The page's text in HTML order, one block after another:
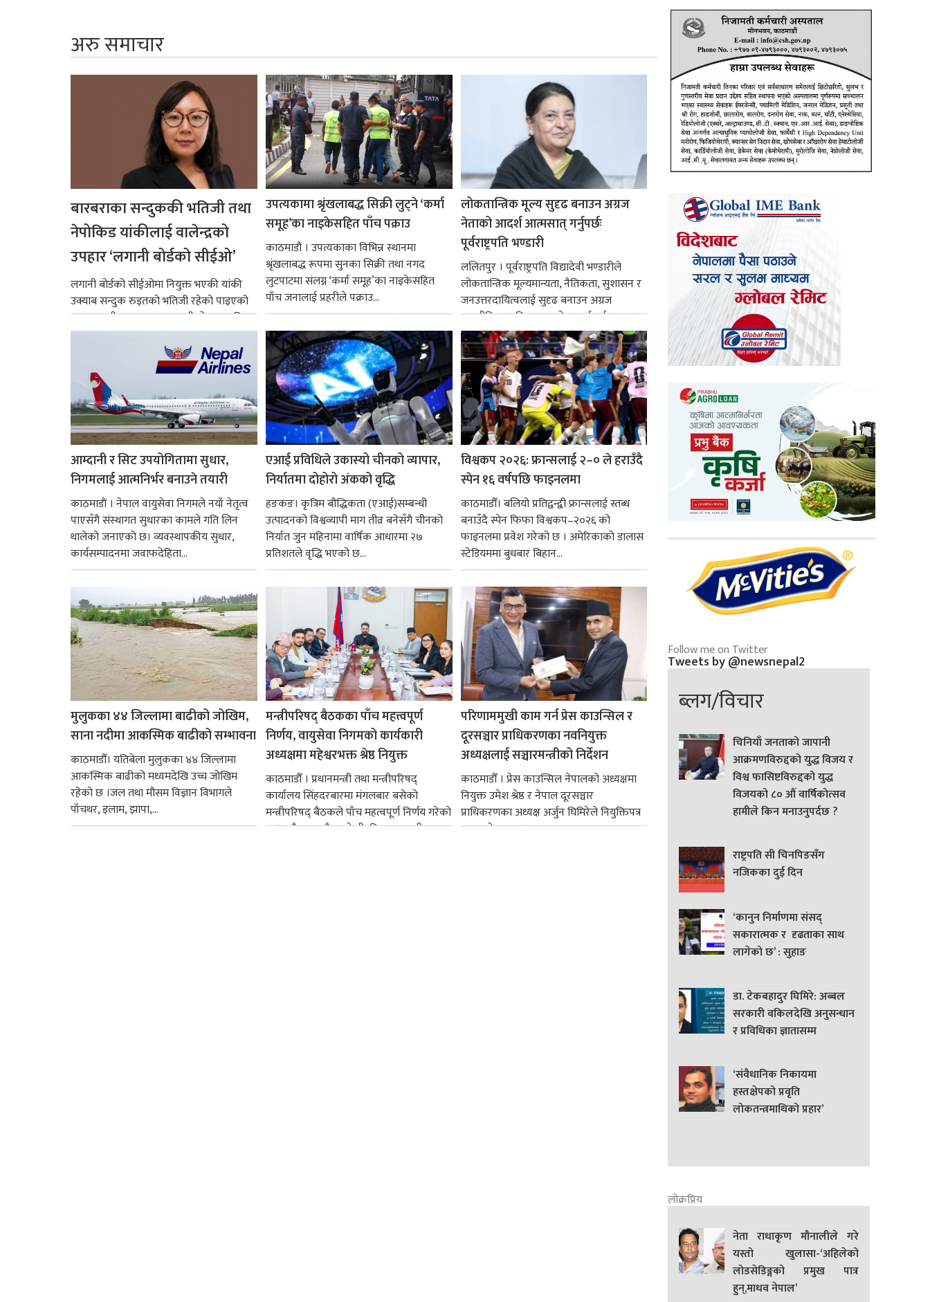
अरु समाचार
बारबराका सन्दुककी भतिजी तथा
नेपोकिड यांकीलाई वालेन्द्रको
उपहार ‘लगानी बोर्डको सीईओ’
लगानी बोर्डको सीईओमा नियुक्त भएकी यांकी
उक्याब सन्दुक रुइतको भतिजी रहेको पाइएको
छ। तत्कालीन समयमा महाकालीको अञ्चलाधिश
नै बनेका जोन...
उपत्यकामा श्रृंखलाबद्ध सिक्री लुट्ने ‘कर्मा
समूह’का नाइकेसहित पाँच पक्राउ
काठमाडौं । उपत्यकाका विभिन्न स्थानमा
श्रृंखलाबद्ध रूपमा सुनका सिक्री तथा नगद
लुटपाटमा संलग्न ‘कर्मा समूह’का नाइकेसहित
पाँच जनालाई प्रहरीले पक्राउ...
लोकतान्त्रिक मूल्य सुदृढ बनाउन अग्रज
नेताको आदर्श आत्मसात् गर्नुपर्छः
पूर्वराष्ट्रपति भण्डारी
ललितपुर । पूर्वराष्ट्रपति विद्यादेवी भण्डारीले
लोकतान्त्रिक मूल्यमान्यता, नैतिकता, सुशासन र
जनउत्तरदायित्वलाई सुदृढ बनाउन अग्रज
राजनीतिक व्यक्तित्वहरूको आदर्शलाई आत्मसात्
गर्न आवश्यक...
आम्दानी र सिट उपयोगितामा सुधार,
निगमलाई आत्मनिर्भर बनाउने तयारी
काठमाडाैं । नेपाल वायुसेवा निगमले नयाँ नेतृत्व
पाएसँगै संस्थागत सुधारका कामले गति लिन
थालेको जनाएको छ। व्यवस्थापकीय सुधार,
कार्यसम्पादनमा जवाफदेहिता...
एआई प्रविधिले उकास्यो चीनको व्यापार,
निर्यातमा दोहोरो अंकको वृद्धि
हङकङ। कृत्रिम बौद्धिकता (एआई)सम्बन्धी
उत्पादनको विश्वव्यापी माग तीव्र बनेसँगै चीनको
निर्यात जुन महिनामा वार्षिक आधारमा २७
प्रतिशतले वृद्धि भएको छ...
विश्वकप २०२६: फ्रान्सलाई २–० ले हराउँदै
स्पेन १६ वर्षपछि फाइनलमा
काठमाडौँ। बलियो प्रतिद्वन्द्वी फ्रान्सलाई स्तब्ध
बनाउँदै स्पेन फिफा विश्वकप–२०२६ को
फाइनलमा प्रवेश गरेको छ । अमेरिकाको डालास
स्टेडियममा बुधबार बिहान...
मुलुकका ४४ जिल्लामा बाढीको जोखिम,
साना नदीमा आकस्मिक बाढीको सम्भावना
काठमाडौँ। यतिबेला मुलुकका ४४ जिल्लामा
आकस्मिक बाढीको मध्यमदेखि उच्च जोखिम
रहेको छ ।जल तथा मौसम विज्ञान विभागले
पाँचथर, इलाम, झापा,...
मन्त्रीपरिषद् बैठकका पाँच महत्त्वपूर्ण
निर्णय, वायुसेवा निगमको कार्यकारी
अध्यक्षमा महेश्वरभक्त श्रेष्ठ नियुक्त
काठमाडौँ । प्रधानमन्त्री तथा मन्त्रीपरिषद्
कार्यालय सिंहदरबारमा मंगलबार बसेको
मन्त्रीपरिषद् बैठकले पाँच महत्वपूर्ण निर्णय गरेको
छ । यसैक्रममा बैडकले बीउबिजनसम्बन्धी...
परिणाममुखी काम गर्न प्रेस काउन्सिल र
दूरसञ्चार प्राधिकरणका नवनियुक्त
अध्यक्षलाई सञ्चारमन्त्रीको निर्देशन
काठमाडौँ । प्रेस काउन्सिल नेपालको अध्यक्षमा
नियुक्त उमेश श्रेष्ठ र नेपाल दूरसञ्चार
प्राधिकरणका अध्यक्ष अर्जुन घिमिरेले नियुक्तिपत्र
ग्रहण गरेका छन्।...
Follow me on Twitter
Tweets by @newsnepal2
ब्लग/विचार
चिनियाँ जनताको जापानी
आक्रमणविरुद्दको युद्ध विजय र
विश्व फासिष्टविरुद्दको युद्ध
विजयको ८० औं वार्षिकोत्सव
हामीले किन मनाउनुपर्दछ ?
राष्ट्रपति सी चिनपिङसँग
नजिकका दुई दिन
‘कानुन निर्माणमा संसद्
सकारात्मक र दृढताका साथ
लागेको छ’ : सुहाङ
डा. टेकबहादुर घिमिरे: अब्बल
सरकारी वकिलदेखि अनुसन्धान
र प्रविधिका ज्ञातासम्म
‘संवैधानिक निकायमा
हस्तक्षेपको प्रवृति
लोकतन्त्रमाथिको प्रहार’
लोक्रप्रिय
नेता राधाकृण मौनालीले गरे
यस्तो खुलासा-‘अहिलेको
लोडसेडिङ्गको प्रमुख पात्र
हुन्,माधव नेपाल’